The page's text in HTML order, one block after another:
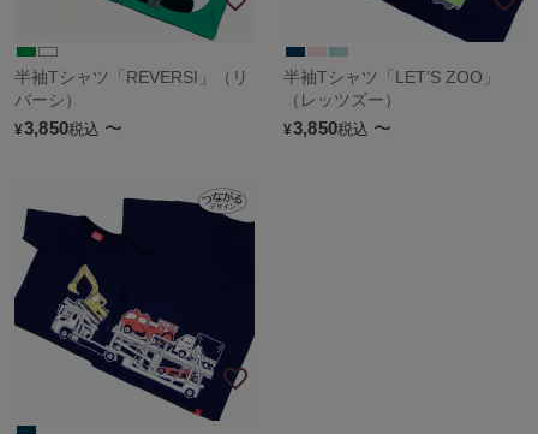
半袖Tシャツ「REVERSI」（リ
バーシ）
¥3,850税込 〜
半袖Tシャツ「LET’S ZOO」
（レッツズー）
¥3,850税込 〜